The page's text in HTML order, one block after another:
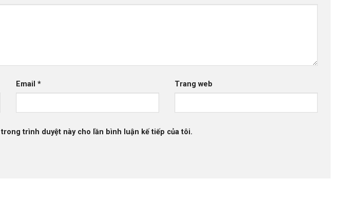
Email * Trang web
trình duyệt này cho lần bình luận kế tiếp của tôi.